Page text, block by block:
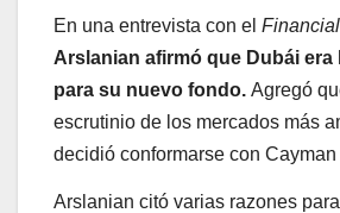
En una entrevista con el
Arslanian afirmó que Dubái era
para su nuevo fondo. Agregó
escrutinio de los mercados más
decidió conformarse con
Arslanian citó varias razones